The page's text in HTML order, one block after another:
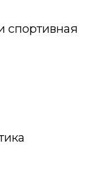
спортивная